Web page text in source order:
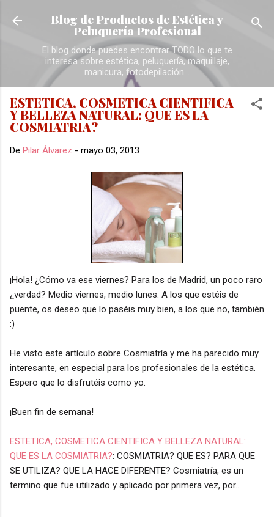
Ir al contenido principal
Blog de Productos de Estética y
Peluquería Profesional
El blog donde puedes encontrar TODO lo que te
interesa sobre estética, peluquería, maquillaje,
manicura, fotodepilación...
ESTETICA, COSMETICA CIENTIFICA
Y BELLEZA NATURAL: QUE ES LA
COSMIATRIA?
De Pilar Álvarez - mayo 03, 2013
¡Hola! ¿Cómo va ese viernes? Para los de Madrid, un poco raro
¿verdad? Medio viernes, medio lunes. A los que estéis de
puente, os deseo que lo paséis muy bien, a los que no, también
:)
He visto este artículo sobre Cosmiatría y me ha parecido muy
interesante, en especial para los profesionales de la estética.
Espero que lo disfrutéis como yo.
¡Buen fin de semana!
ESTETICA, COSMETICA CIENTIFICA Y BELLEZA NATURAL:
QUE ES LA COSMIATRIA?: COSMIATRIA? QUE ES? PARA QUE
SE UTILIZA? QUE LA HACE DIFERENTE? Cosmiatría, es un
termino que fue utilizado y aplicado por primera vez, por...